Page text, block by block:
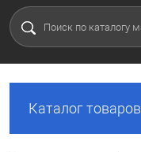
Каталог товаров